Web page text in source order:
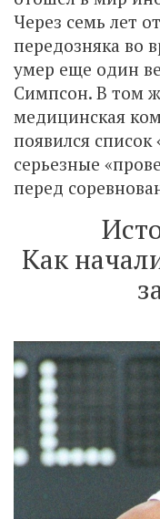
Через семь лет
передозняка во
умер еще один
Симпсон. В том
медицинская
появился список
серьезные
перед
Как